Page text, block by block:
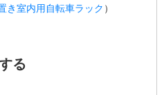
き室内用自転車ラック ）
る